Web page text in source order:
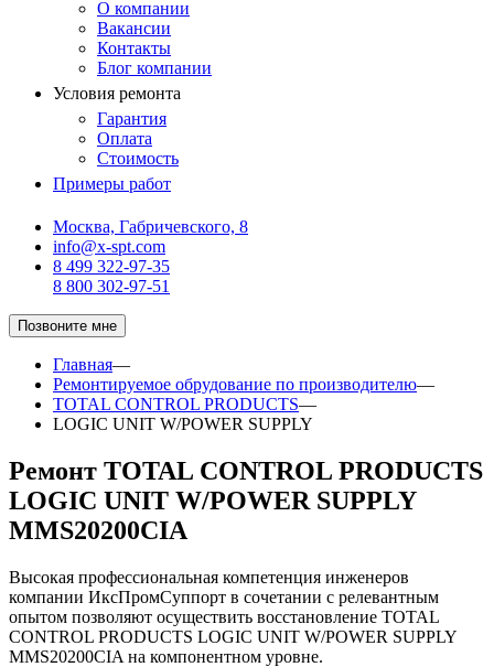
О компании
Вакансии
Контакты
Блог компании
Условия ремонта
Гарантия
Оплата
Стоимость
Примеры работ
Москва, Габричевского, 8
info@x-spt.com
8 499 322-97-35
8 800 302-97-51
Позвоните мне
Главная—
Ремонтируемое обрудование по производителю—
TOTAL CONTROL PRODUCTS—
LOGIC UNIT W/POWER SUPPLY
Ремонт TOTAL CONTROL PRODUCTS
LOGIC UNIT W/POWER SUPPLY
MMS20200CIA
Высокая профессиональная компетенция инженеров
компании ИксПромСуппорт в сочетании с релевантным
опытом позволяют осуществить восстановление TOTAL
CONTROL PRODUCTS LOGIC UNIT W/POWER SUPPLY
MMS20200CIA на компонентном уровне.